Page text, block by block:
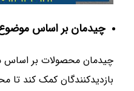
چیدمان بر اساس
چیدمان محصولات بر اساس
بازدیدکنندگان کمک کند تا